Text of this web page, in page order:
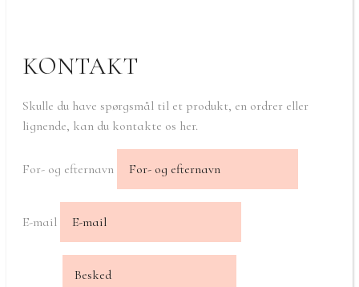
KONTAKT
Skulle du have spørgsmål til et produkt, en ordrer eller
lignende, kan du kontakte os her.
For- og efternavn
E-mail